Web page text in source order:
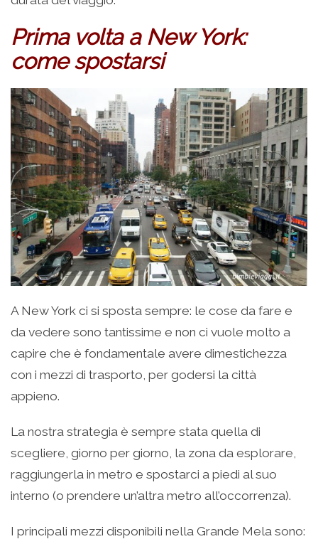
Prima volta a New York:
come spostarsi
A New York ci si sposta sempre: le cose da fare e
da vedere sono tantissime e non ci vuole molto a
capire che è fondamentale avere dimestichezza
con i mezzi di trasporto, per godersi la città
appieno.
La nostra strategia è sempre stata quella di
scegliere, giorno per giorno, la zona da esplorare,
raggiungerla in metro e spostarci a piedi al suo
interno (o prendere un’altra metro all’occorrenza).
I principali mezzi disponibili nella Grande Mela sono: